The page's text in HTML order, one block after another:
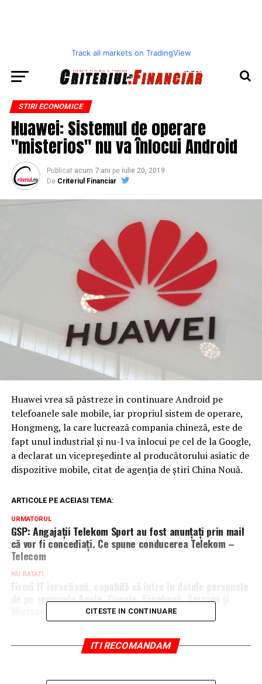
Track all markets on TradingView
STIRI ECONOMICE
Huawei: Sistemul de operare
"misterios" nu va înlocui Android
Publicat acum 7 ani pe iulie 20, 2019
De Criteriul Financiar
Huawei vrea să păstreze în continuare Android pe
telefoanele sale mobile, iar propriul sistem de operare,
Hongmeng, la care lucrează compania chineză, este de
fapt unul industrial și nu-l va înlocui pe cel de la Google,
a declarat un vicepreședinte al producătorului asiatic de
dispozitive mobile, citat de agenția de știri China Nouă.
ARTICOLE PE ACEIASI TEMA:
URMATORUL
GSP: Angajații Telekom Sport au fost anunțați prin mail
că vor fi concediați. Ce spune conducerea Telekom –
Telecom
NU RATATI
de pe serverele Apple, Google, Facebook, Amazon şi
CITESTE IN CONTINUARE
ITI RECOMANDAM